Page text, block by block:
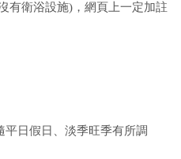
有衛浴設施)，網頁上一定加註
平日假日、淡季旺季有所調